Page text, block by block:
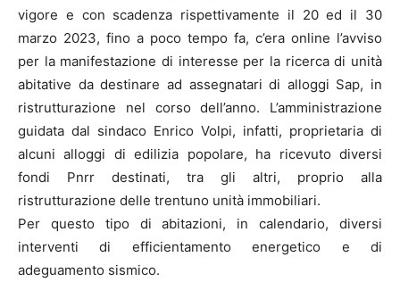
vigore e con scadenza rispettivamente il 20 ed il 30
marzo 2023, fino a poco tempo fa, c’era online l’avviso
per la manifestazione di interesse per la ricerca di unità
abitative da destinare ad assegnatari di alloggi Sap, in
ristrutturazione nel corso dell’anno. L’amministrazione
guidata dal sindaco Enrico Volpi, infatti, proprietaria di
alcuni alloggi di edilizia popolare, ha ricevuto diversi
fondi Pnrr destinati, tra gli altri, proprio alla
ristrutturazione delle trentuno unità immobiliari.
Per questo tipo di abitazioni, in calendario, diversi
interventi di efficientamento energetico e di
adeguamento sismico.